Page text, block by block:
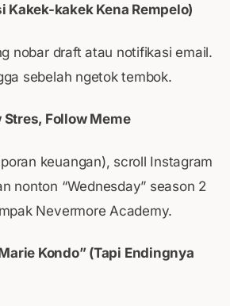
Kakek-kakek Kena Rempelo)
nobar draft atau notifikasi email.
sebelah ngetok tembok.
Follow Meme
keuangan), scroll Instagram
nonton “Wednesday” season 2
Nevermore Academy.
Kondo” (Tapi Endingnya